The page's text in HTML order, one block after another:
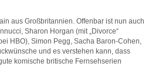
aus Großbritannien. Offenbar ist nun auch
Sharon Horgan (mit „Divorce“
HBO), Simon Pegg, Sacha Baron-Cohen,
und es verstehen kann, dass
komische britische Fernsehserien